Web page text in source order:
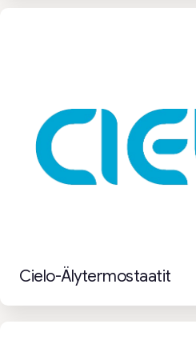
Cielo-Älytermostaatit